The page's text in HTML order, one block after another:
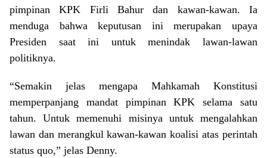
pimpinan KPK Firli Bahur dan kawan-kawan. Ia
menduga bahwa keputusan ini merupakan upaya
Presiden saat ini untuk menindak lawan-lawan
politiknya.
“Semakin jelas mengapa Mahkamah Konstitusi
memperpanjang mandat pimpinan KPK selama satu
tahun. Untuk memenuhi misinya untuk mengalahkan
lawan dan merangkul kawan-kawan koalisi atas perintah
status quo,” jelas Denny.